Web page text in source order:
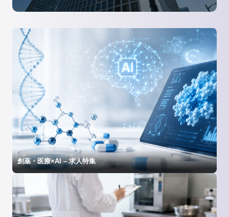
創薬・医療×AI – 求人特集